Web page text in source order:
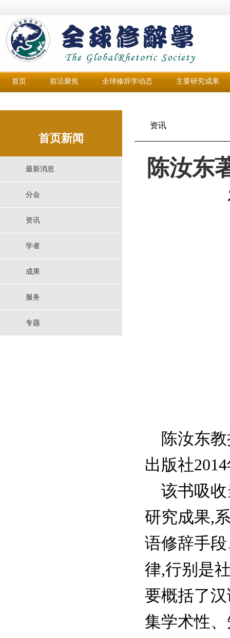
首页 前沿聚焦 全球修辞学动态 主要研究成果
首页新闻
最新消息
分会
资讯
学者
成果
服务
专题
资讯
陈汝东
陈汝东教
出版社
该书吸收
研究成果,
语修辞手
律,行别是
要概括了
集学术性